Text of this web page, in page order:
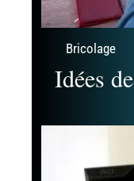
Bricolage
Idées